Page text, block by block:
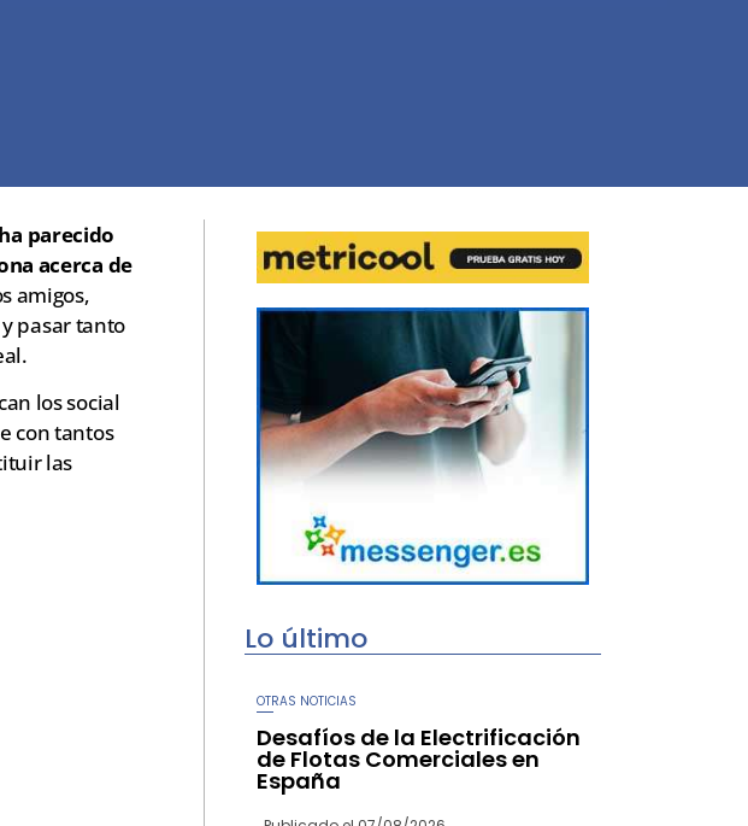
parecido
acerca de
amigos,
pasar tanto
los social
con tantos
las
Lo último
OTRAS NOTICIAS
Desafíos de la Electrificación
de Flotas Comerciales en
España